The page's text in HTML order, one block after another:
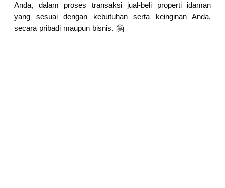
Anda, dalam proses transaksi jual-beli properti idaman
yang sesuai dengan kebutuhan serta keinginan Anda,
secara pribadi maupun bisnis. 🤗